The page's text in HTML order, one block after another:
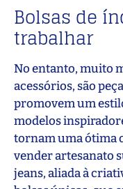
Bolsas de
trabalhar
No entanto, muito
acessórios, são
promovem um
modelos
tornam uma ótima
vender artesanato
jeans, aliada à